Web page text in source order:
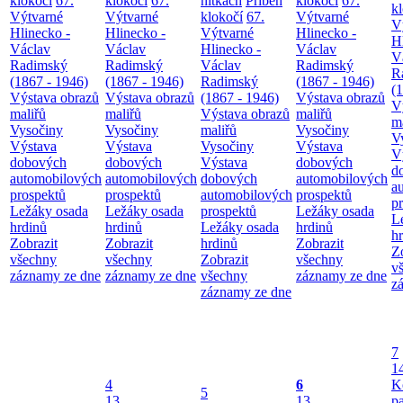
Výtvarné
Hlinecko -
Václav
Radimský
(1867 - 1946)
Výstava obrazů
maliřů
Vysočiny
Výstava
dobových
automobilových
prospektů
Ležáky osada
hrdinů
Zobrazit
všechny
záznamy ze dne
Výtvarné
Hlinecko -
Václav
Radimský
(1867 - 1946)
Výstava obrazů
maliřů
Vysočiny
Výstava
dobových
automobilových
prospektů
Ležáky osada
hrdinů
Zobrazit
všechny
záznamy ze dne
klokočí 67.
Výtvarné
Hlinecko -
Václav
Radimský
(1867 - 1946)
Výstava obrazů
maliřů
Vysočiny
Výstava
dobových
automobilových
prospektů
Ležáky osada
hrdinů
Zobrazit
všechny
záznamy ze dne
Výtvarné
Hlinecko -
Václav
Radimský
(1867 - 1946)
Výstava obrazů
maliřů
Vysočiny
Výstava
dobových
automobilových
prospektů
Ležáky osada
hrdinů
Zobrazit
všechny
záznamy ze dne
4
5
6
7